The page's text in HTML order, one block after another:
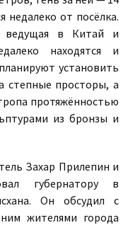
недалеко от посёлка.
ведущая в Китай и
находятся и
установить
степные просторы, а
протяжённостью
из бронзы и
Захар Прилепин и
губернатору в
Он обсудил с
жителями города